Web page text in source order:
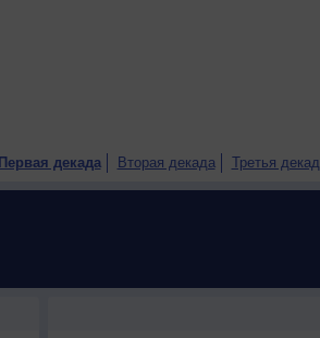
Первая декада Вторая декада Третья